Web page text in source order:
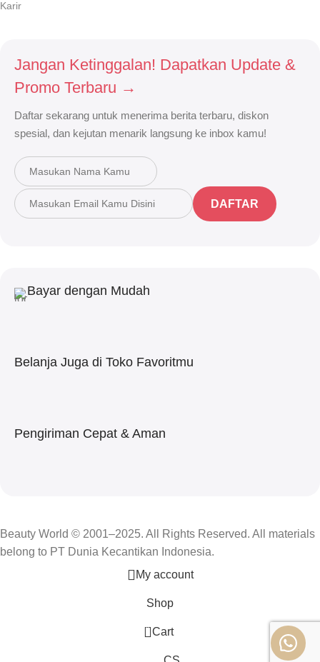
Karir
Jangan Ketinggalan! Dapatkan Update &
Promo Terbaru →
Daftar sekarang untuk menerima berita terbaru, diskon
spesial, dan kejutan menarik langsung ke inbox kamu!
DAFTAR
Bayar dengan Mudah
Belanja Juga di Toko Favoritmu
Pengiriman Cepat & Aman
Beauty World © 2001–2025. All Rights Reserved. All materials
belong to PT Dunia Kecantikan Indonesia.
My account
Shop
0 Cart